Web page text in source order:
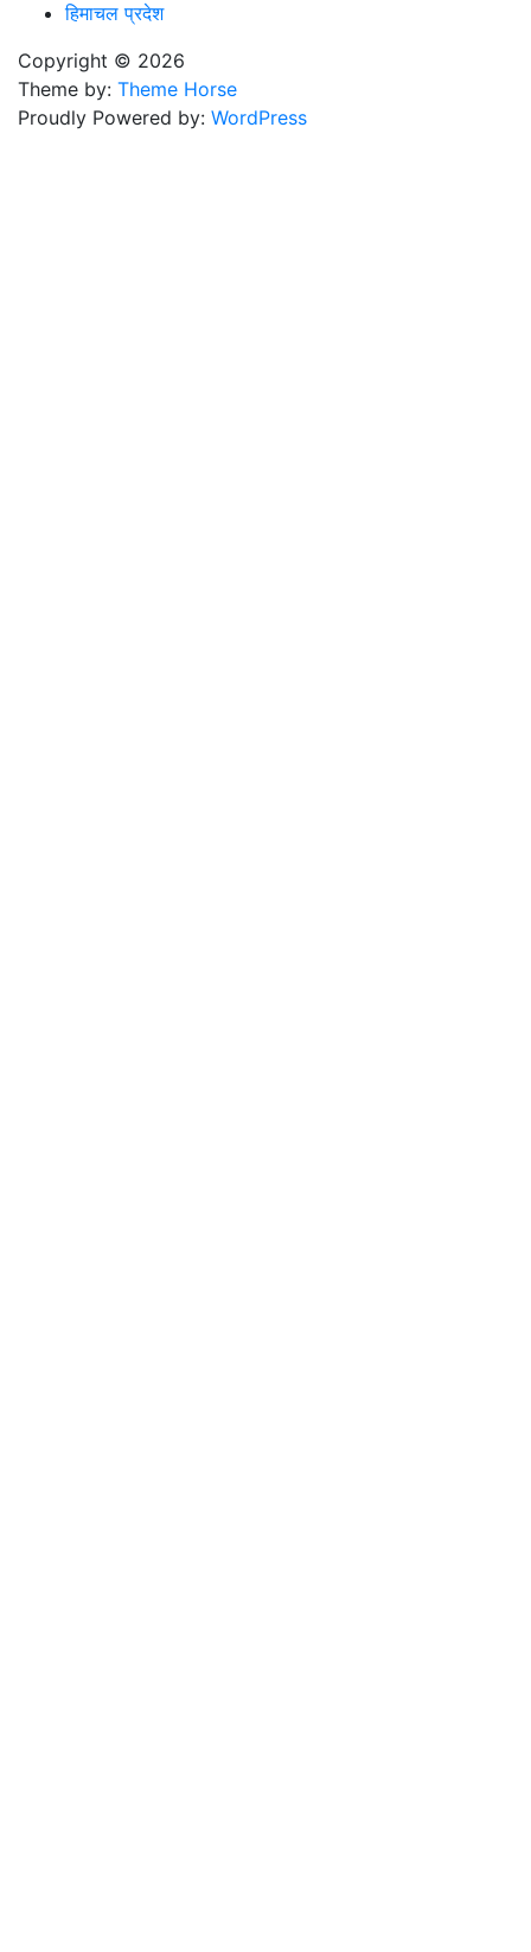
हिमाचल प्रदेश
Copyright © 2026
Theme by: Theme Horse
Proudly Powered by: WordPress